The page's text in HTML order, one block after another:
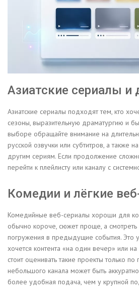
Азиатские сериалы и
Азиатские сериалы подходят тем, кто
сезоны, выразительную драматургию и
выборе обращайте внимание на
русской озвучки или субтитров, а также
другим сериям. Если продолжение
перейти к плейлисту или каналу с
Комедии и лёгкие
Комедийные веб-сериалы хороши для
обычно короче, сюжет проще, а
погружения в предыдущие события. Это
хочется контента «на один вечер» или
стоит оценивать такие проекты только
небольшого канала может быть
более удобная подача, чем у крупной